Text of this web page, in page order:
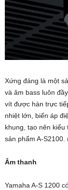
Xứng đáng là một
và âm bass luôn
vít được hàn trực
nhiệt lớn, biến áp
khung, tạo nên
sản phẩm A-S2100.
Âm thanh
Yamaha A-S 1200